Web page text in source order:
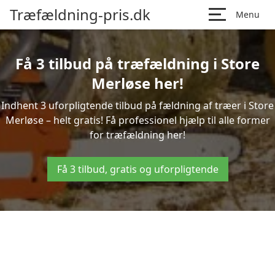
Træfældning-pris.dk Menu
Få 3 tilbud på træfældning i Store
Merløse her!
Indhent 3 uforpligtende tilbud på fældning af træer i Store
Merløse – helt gratis! Få professionel hjælp til alle former
for træfældning her!
Få 3 tilbud, gratis og uforpligtende